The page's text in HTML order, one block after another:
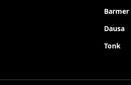
Barmer
Dausa
Tonk